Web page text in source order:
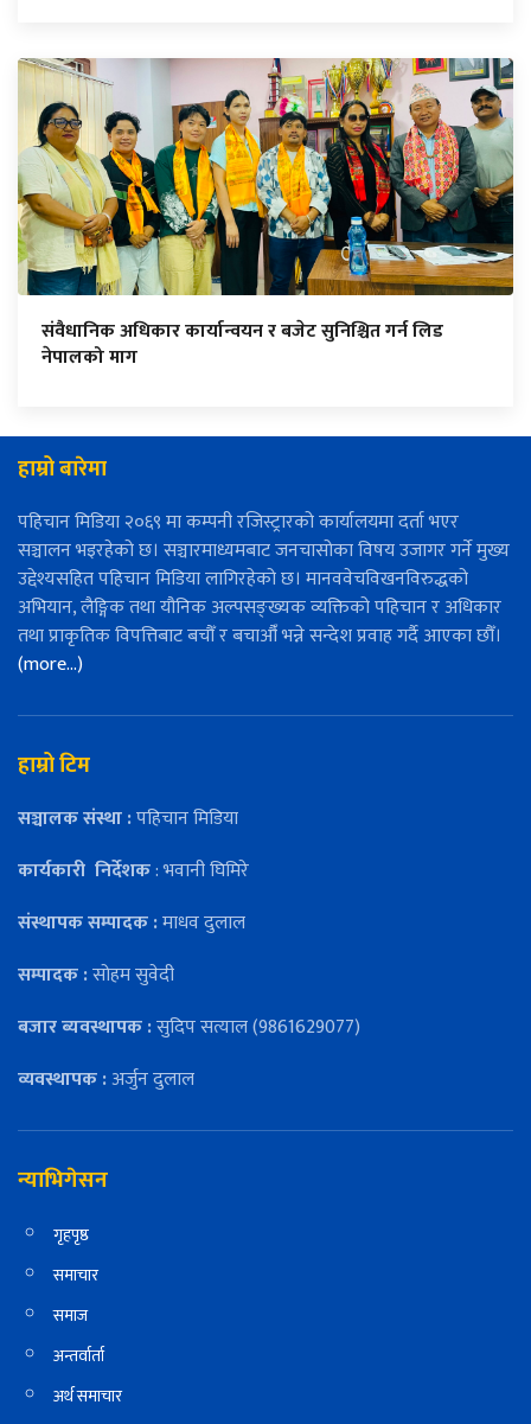
संवैधानिक अधिकार कार्यान्वयन र बजेट सुनिश्चित गर्न लिड
नेपालको माग
हाम्रो बारेमा
पहिचान मिडिया २०६९ मा कम्पनी रजिस्ट्रारको कार्यालयमा दर्ता भएर
सञ्चालन भइरहेको छ। सञ्चारमाध्यमबाट जनचासोका विषय उजागर गर्ने मुख्य
उद्देश्यसहित पहिचान मिडिया लागिरहेको छ। मानववेचविखनविरुद्धको
अभियान, लैङ्गिक तथा यौनिक अल्पसङ्ख्यक व्यक्तिको पहिचान र अधिकार
तथा प्राकृतिक विपत्तिबाट बचौँ र बचाऔँ भन्ने सन्देश प्रवाह गर्दै आएका छौँ।
(more…)
हाम्रो टिम
सञ्चालक संस्था :पहिचान मिडिया
कार्यकारी निर्देशक: भवानी घिमिरे
संस्थापक सम्पादक :माधव दुलाल
सम्पादक :सोहम सुवेदी
बजार ब्यवस्थापक :सुदिप सत्याल (9861629077)
व्यवस्थापक :अर्जुन दुलाल
न्याभिगेसन
गृहपृष्ठ
समाचार
समाज
अन्तर्वार्ता
अर्थ समाचार